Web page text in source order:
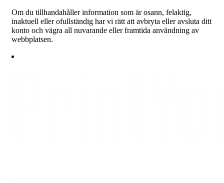
Om du tillhandahåller information som är osann, felaktig,
inaktuell eller ofullständig har vi rätt att avbryta eller avsluta ditt
konto och vägra all nuvarande eller framtida användning av
webbplatsen.